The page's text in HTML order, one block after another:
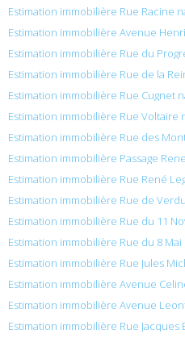
Estimation immobilière Rue Racine
Estimation immobilière Avenue
Estimation immobilière Rue du
Estimation immobilière Rue de la
Estimation immobilière Rue Cugnet
Estimation immobilière Rue Voltaire
Estimation immobilière Rue des
Estimation immobilière Passage
Estimation immobilière Rue René
Estimation immobilière Rue de
Estimation immobilière Rue du 11
Estimation immobilière Rue du 8
Estimation immobilière Rue Jules
Estimation immobilière Avenue
Estimation immobilière Avenue
Estimation immobilière Rue